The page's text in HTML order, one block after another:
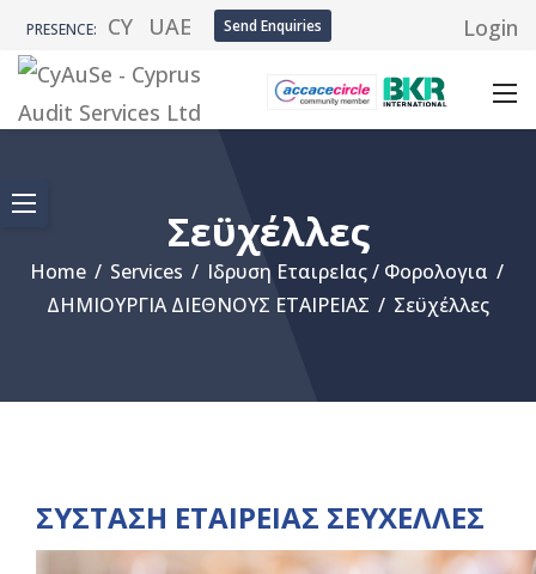
PRESENCE: CY UAE Send Enquiries Login
Σεϋχέλλες
Home / Services / Ιδρυση ΕταιρεΙας / Φορολογια /
ΔΗΜΙΟΥΡΓΙΑ ΔΙΕΘΝΟΥΣ ΕΤΑΙΡΕΙΑΣ / Σεϋχέλλες
ΣΥΣΤΑΣΗ ΕΤΑΙΡΕΙΑΣ ΣΕΥΧΕΛΛΕΣ